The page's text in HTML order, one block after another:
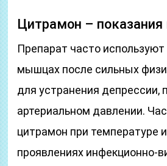
Цитрамон –
Препарат часто используют
мышцах после сильных
для устранения депрессии,
артериальном давлении.
цитрамон при температуре
проявлениях инфекционно-